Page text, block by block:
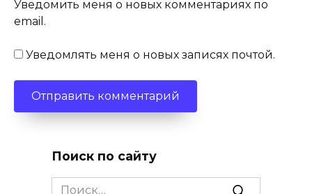
Уведомить меня о новых комментариях по
email.
Уведомлять меня о новых записях почтой.
Поиск по сайту
Search